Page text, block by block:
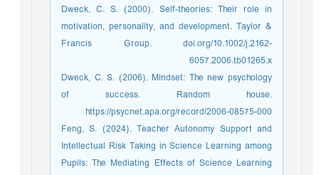
Dweck, C. S. (2000). Self-theories: Their role in
motivation, personality, and development. Taylor &
Francis Group. doi.org/10.1002/j.2162-
6057.2006.tb01265.x
Dweck, C. S. (2006). Mindset: The new psychology
of success. Random house.
https://psycnet.apa.org/record/2006-08575-000
Feng, S. (2024). Teacher Autonomy Support and
Intellectual Risk Taking in Science Learning among
Pupils: The Mediating Effects of Science Learning